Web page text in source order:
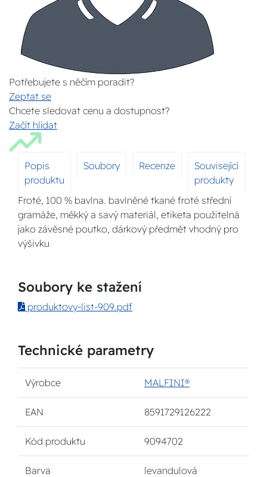
Potřebujete s něčím poradit?
Zeptat se
Chcete sledovat cenu a dostupnost?
Začít hlídat
Popis
produktu
Soubory Recenze
Související
produkty
Froté, 100 % bavlna. bavlněné tkané froté střední
gramáže, měkký a savý materiál, etiketa použitelná
jako závěsné poutko, dárkový předmět vhodný pro
výšivku
Soubory ke stažení
produktovy-list-909.pdf
Technické parametry
Výrobce MALFINI®
EAN 8591729126222
Kód produktu 9094702
Barva levandulová